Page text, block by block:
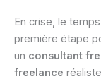
En crise, le
première étape
un consultant
freelance